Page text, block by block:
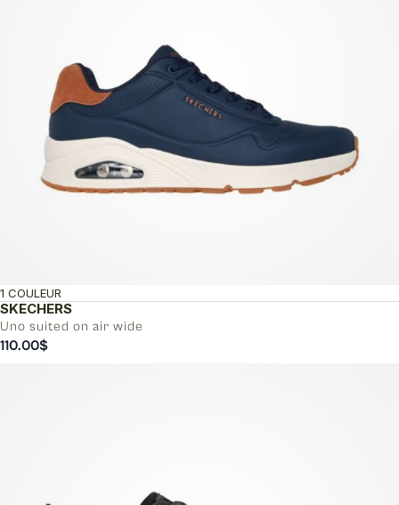
SKECHERS
Uno suited on air wide
1 COULEUR
110.00$